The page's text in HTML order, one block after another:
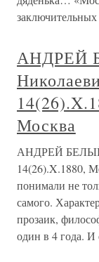
АНДРЕЙ
Москва
АНДРЕЙ БЕЛЫЙ
14(26).X.1880,
понимали не
самого.
прозаик,
один в 4 года. И